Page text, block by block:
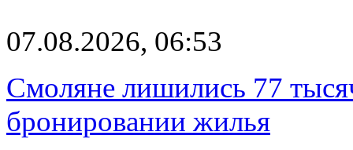
07.08.2026, 06:53
Смоляне лишились 77
бронировании жилья